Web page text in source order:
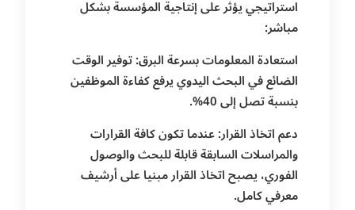
استراتيجي يؤثر على إنتاجية المؤسسة بشكل
مباشر:
استعادة المعلومات بسرعة البرق: توفير الوقت
الضائع في البحث اليدوي يرفع كفاءة الموظفين
بنسبة تصل إلى 40%.
دعم اتخاذ القرار: عندما تكون كافة القرارات
والمراسلات السابقة قابلة للبحث والوصول
الفوري، يصبح اتخاذ القرار مبنيا على أرشيف
معرفي كامل.